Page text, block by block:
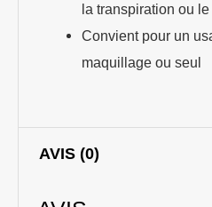
la transpiration ou
Convient pour un
maquillage ou seul
AVIS (0)